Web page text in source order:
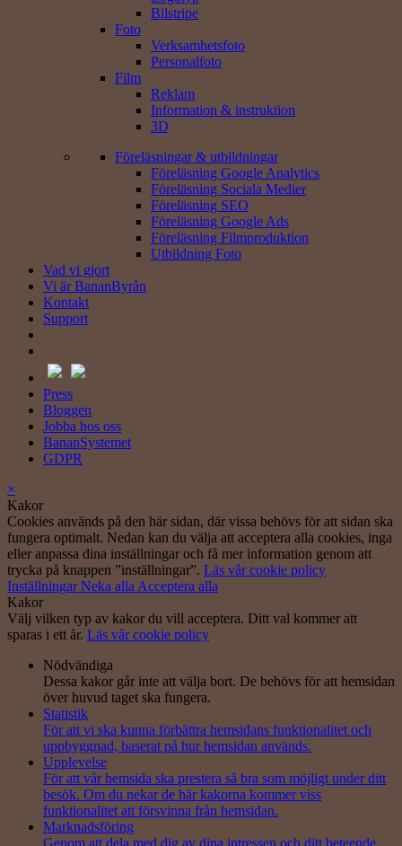
Bilstripe
Foto
Verksamhets­foto
Personal­foto
Film
Reklam
Information & instruktion
3D
Föreläsningar & utbildningar
Föreläsning Google Analytics
Föreläsning Sociala Medier
Föreläsning SEO
Föreläsning Google Ads
Föreläsning Filmproduktion
Utbildning Foto
Vad vi gjort
Vi är BananByrån
Kontakt
Support
Press
Bloggen
Jobba hos oss
BananSystemet
GDPR
×
Kakor
Cookies används på den här sidan, där vissa behövs för att sidan ska
fungera optimalt. Nedan kan du välja att acceptera alla cookies, inga
eller anpassa dina inställningar och få mer information genom att
trycka på knappen ”inställningar”. Läs vår cookie policy
InställningarNeka alla Acceptera alla
Kakor
Välj vilken typ av kakor du vill acceptera. Ditt val kommer att
sparas i ett år. Läs vår cookie policy
Nödvändiga
Dessa kakor går inte att välja bort. De behövs för att hemsidan
över huvud taget ska fungera.
Statistik
För att vi ska kunna förbättra hemsidans funktionalitet och
uppbyggnad, baserat på hur hemsidan används.
Upplevelse
För att vår hemsida ska prestera så bra som möjligt under ditt
besök. Om du nekar de här kakorna kommer viss
funktionalitet att försvinna från hemsidan.
Marknadsföring
Genom att dela med dig av dina intressen och ditt beteende